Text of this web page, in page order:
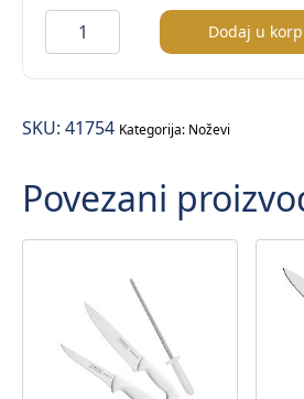
Style
kuhinjski
nož
18/33cm
Dodaj u
SKU: 41754 Kategorija: Noževi
Povezani